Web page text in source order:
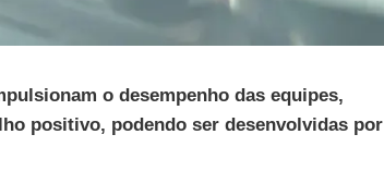
o desempenho das equipes,
positivo, podendo ser desenvolvidas por